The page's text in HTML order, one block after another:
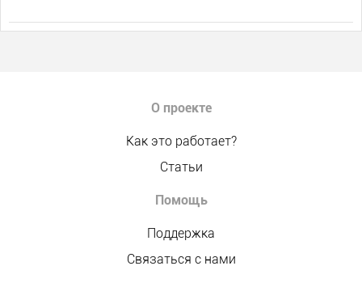
О проекте
Как это работает?
Статьи
Помощь
Поддержка
Связаться с нами